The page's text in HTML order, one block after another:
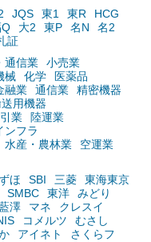
JQS 東1 東R
HCG
大2 東P 名N
名2
証
通信業
小売業
械 化学
医薬品
融業 通信業
精密機器
用機器
業
陸運業
ンフラ
水産・農林業
空運業
ほ SBI 三菱
東海東京
SMBC 東洋
みどり
澤 マネ
クレスイ
コメルツ
むさし
アイネト
さくらフ